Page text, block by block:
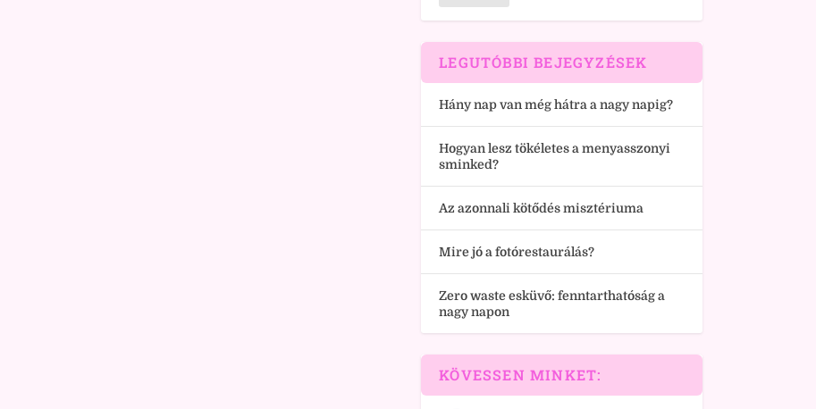
LEGUTÓBBI BEJEGYZÉSEK
Hány nap van még hátra a nagy napig?
Hogyan lesz tökéletes a menyasszonyi
sminked?
Az azonnali kötődés misztériuma
Mire jó a fotórestaurálás?
Zero waste esküvő: fenntarthatóság a
nagy napon
KÖVESSEN MINKET: